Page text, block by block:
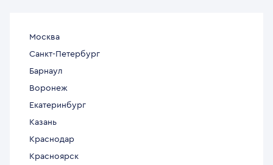
Москва
Санкт-Петербург
Барнаул
Воронеж
Екатеринбург
Казань
Краснодар
Красноярск